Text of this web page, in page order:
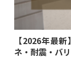
【2026年最
ネ・耐震・バ